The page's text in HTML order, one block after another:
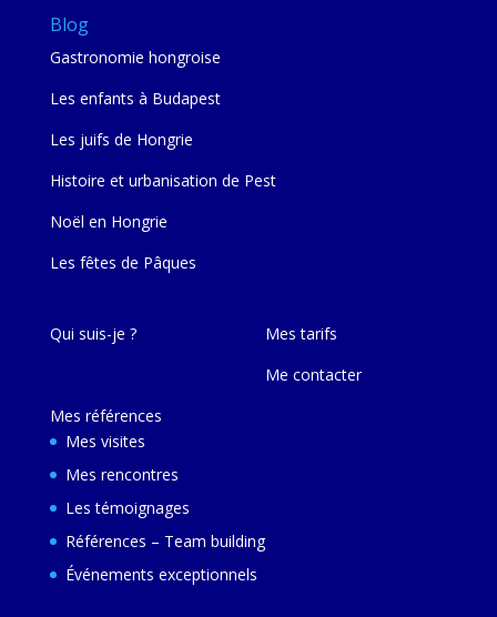
Blog
Gastronomie hongroise
Les enfants à Budapest
Les juifs de Hongrie
Histoire et urbanisation de Pest
Noël en Hongrie
Les fêtes de Pâques
Qui suis-je ?
Mes références
Mes visites
Mes rencontres
Les témoignages
Références – Team building
Événements exceptionnels
Mes tarifs
Me contacter